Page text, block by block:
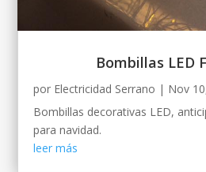
Bombillas LED
por Electricidad Serrano | Nov
Bombillas decorativas LED,
para navidad.
leer más